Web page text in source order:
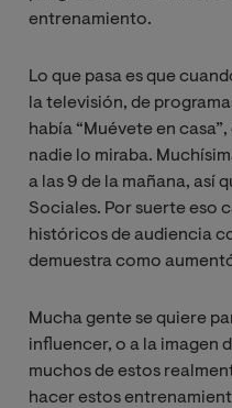
entrenamiento.
Lo que pasa es que
la televisión, de
había “Muévete en
nadie lo miraba.
a las 9 de la mañana, así
Sociales. Por suerte eso
históricos de audiencia
demuestra como
Mucha gente se quiere
influencer, o a la imagen
muchos de estos
hacer estos